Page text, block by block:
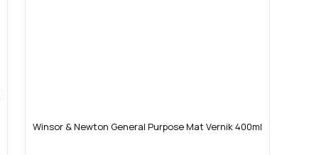
Winsor & Newton General Purpose Mat Vernik 400ml